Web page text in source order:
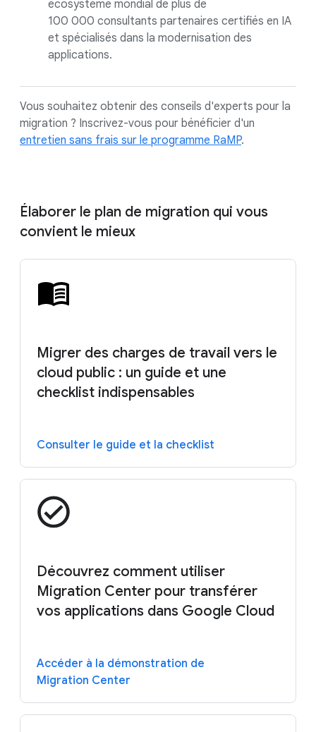
écosystème mondial de plus de
100 000 consultants partenaires certifiés en IA
et spécialisés dans la modernisation des
applications.
Vous souhaitez obtenir des conseils d'experts pour la
migration ? Inscrivez-vous pour bénéficier d'un
entretien sans frais sur le programme RaMP.
Élaborer le plan de migration qui vous
convient le mieux
Migrer des charges de travail vers le
cloud public : un guide et une
checklist indispensables
Consulter le guide et la checklist
Découvrez comment utiliser
Migration Center pour transférer
vos applications dans Google Cloud
Accéder à la démonstration de
Migration Center